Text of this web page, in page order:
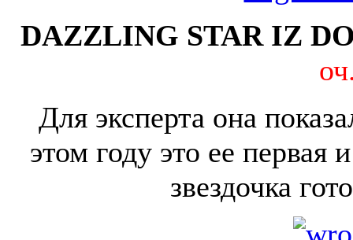
DAZZLING STAR IZ
Для эксперта она
этом году это ее первая
звездочка